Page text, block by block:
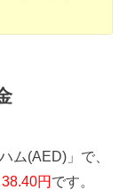
ム(AED)」で、
円です。